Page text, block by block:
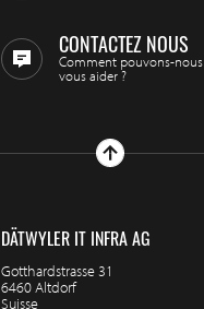
CONTACTEZ NOUS
Comment pouvons-nous
vous aider ?
DÄTWYLER IT INFRA AG
Gotthardstrasse 31
6460 Altdorf
Suisse